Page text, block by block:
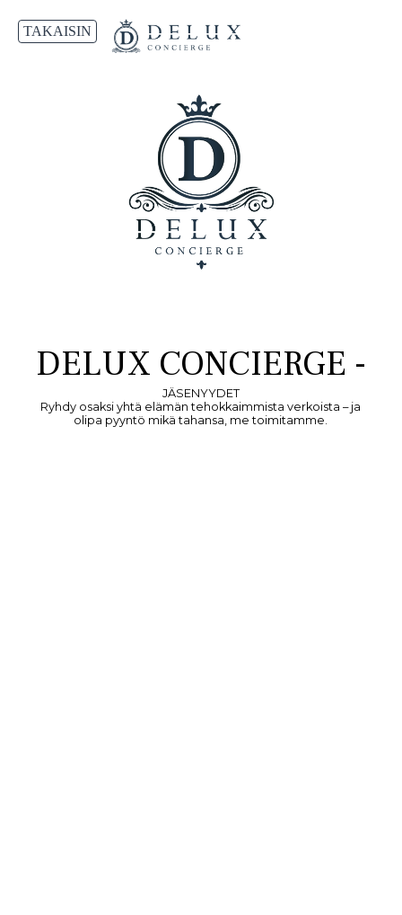
TAKAISIN
DELUX CONCIERGE -
JÄSENYYDET
Ryhdy osaksi yhtä elämän tehokkaimmista verkoista – ja
olipa pyyntö mikä tahansa, me toimitamme.